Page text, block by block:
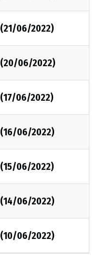
06/2022)
06/2022)
06/2022)
06/2022)
06/2022)
06/2022)
06/2022)